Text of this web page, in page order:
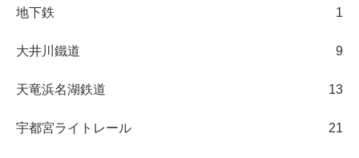
地下鉄 1
大井川鐵道 9
天竜浜名湖鉄道 13
宇都宮ライトレール 21